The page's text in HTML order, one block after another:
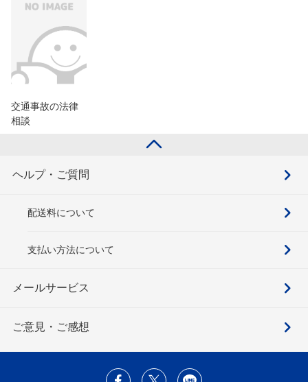
交通事故の法律
相談
ヘルプ・ご質問
配送料について
支払い方法について
メールサービス
ご意見・ご感想